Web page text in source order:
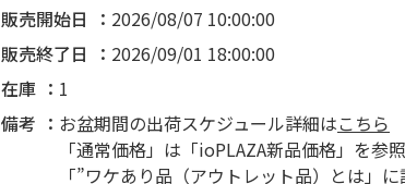
販売開始日
2026/08/07 10:00:00
販売終了日
2026/09/01 18:00:00
在庫
1
備考
お盆期間の出荷スケジュール詳細はこちら
「通常価格」は「ioPLAZA新品価格」を参
「”ワケあり品（アウトレット品）とは」に